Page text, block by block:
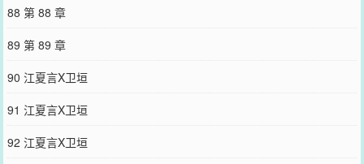
88 第 88 章
89 第 89 章
90 江夏言X卫垣
91 江夏言X卫垣
92 江夏言X卫垣